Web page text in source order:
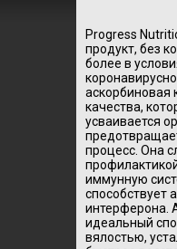
Progress
продукт, без
более в
аскорбиновая
качества,
усваивается
процесс. Она
иммунную
способствует
интерферона.
идеальный
вялостью,